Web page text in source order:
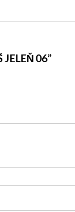
06”